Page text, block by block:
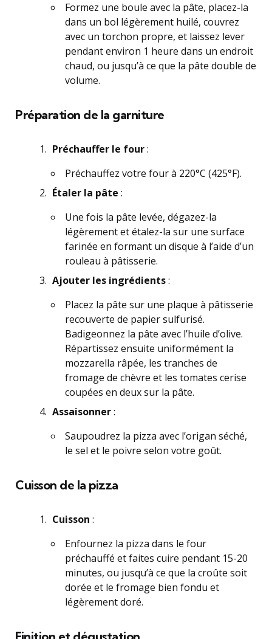
Formez une boule avec la pâte, placez-la
dans un bol légèrement huilé, couvrez
avec un torchon propre, et laissez lever
pendant environ 1 heure dans un endroit
chaud, ou jusqu’à ce que la pâte double de
volume.
Préparation de la garniture
Préchauffer le four:
Préchauffez votre four à 220°C (425°F).
Étaler la pâte :
Une fois la pâte levée, dégazez-la
légèrement et étalez-la sur une surface
farinée en formant un disque à l’aide d’un
rouleau à pâtisserie.
Ajouter les ingrédients:
Placez la pâte sur une plaque à pâtisserie
recouverte de papier sulfurisé.
Badigeonnez la pâte avec l’huile d’olive.
Répartissez ensuite uniformément la
mozzarella râpée, les tranches de
fromage de chèvre et les tomates cerise
coupées en deux sur la pâte.
Assaisonner:
Saupoudrez la pizza avec l’origan séché,
le sel et le poivre selon votre goût.
Cuisson de la pizza
Cuisson :
Enfournez la pizza dans le four
préchauffé et faites cuire pendant 15-20
minutes, ou jusqu’à ce que la croûte soit
dorée et le fromage bien fondu et
légèrement doré.